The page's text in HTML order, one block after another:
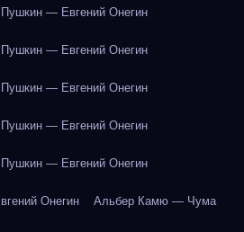
— Евгений Онегин
— Евгений Онегин
— Евгений Онегин
— Евгений Онегин
— Евгений Онегин
Онегин Альбер Камю — Чума